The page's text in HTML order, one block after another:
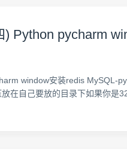
Python pycharm
window安装redis MySQL-
在自己要放的目录下如果你